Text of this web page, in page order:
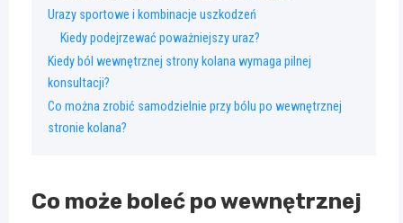
Urazy sportowe i kombinacje uszkodzeń
Kiedy podejrzewać poważniejszy uraz?
Kiedy ból wewnętrznej strony kolana wymaga pilnej
konsultacji?
Co można zrobić samodzielnie przy bólu po wewnętrznej
stronie kolana?
Co może boleć po wewnętrznej